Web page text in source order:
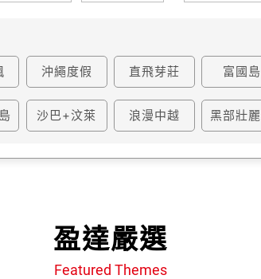
沖繩度假 直飛芽莊 富國島
沙巴+汶萊 浪漫中越 黑部壯
盈達嚴選
Featured Themes